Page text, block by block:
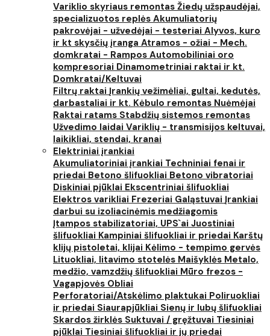
Variklio skyriaus remontas Žiedų užspaudėjai,
specializuotos replės Akumuliatorių
pakrovėjai - užvedėjai - testeriai Alyvos, kuro
ir kt skysčių įranga Atramos - ožiai - Mech.
domkratai - Rampos Automobiliniai oro
kompresoriai Dinamometriniai raktai ir kt.
Domkratai/Keltuvai
Filtrų raktai Įrankių vežimėliai, gultai, kedutės,
darbastaliai ir kt. Kėbulo remontas Nuėmėjai
Raktai ratams Stabdžių sistemos remontas
Užvedimo laidai Variklių - transmisijos keltuvai,
laikikliai, stendai, kranai
Elektriniai įrankiai
Akumuliatoriniai įrankiai Techniniai fenai ir
priedai Betono šlifuokliai Betono vibratoriai
Diskiniai pjūklai Ekscentriniai šlifuokliai
Elektros varikliai Frezeriai Galąstuvai Įrankiai
darbui su izoliacinėmis medžiagomis
Įtampos stabilizatoriai, UPS`ai Juostiniai
šlifuokliai Kampiniai šlifuokliai ir priedai Karštų
klijų pistoletai, klijai Kėlimo - tempimo gervės
Lituokliai, litavimo stotelės Maišyklės Metalo,
medžio, vamzdžių šlifuokliai Mūro frezos -
Vagapjovės Obliai
Perforatoriai/Atskėlimo plaktukai Poliruokliai
ir priedai Siaurapjūkliai Sienų ir lubų šlifuokliai
Skardos žirklės Suktuvai / gręžtuvai Tiesiniai
pjūklai Tiesiniai šlifuokliai ir jų priedai